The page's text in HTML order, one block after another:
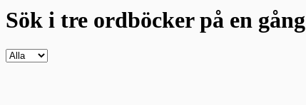
Sök i tre ordböckerpå en gång